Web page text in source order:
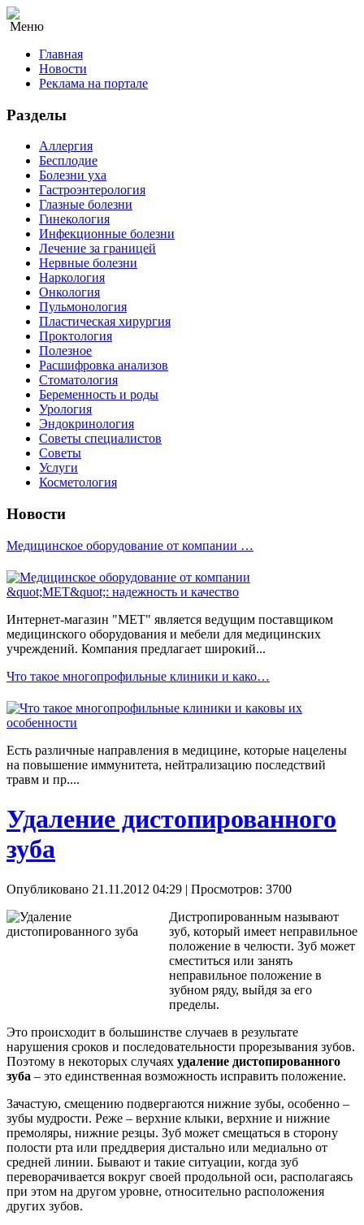
Меню
Главная
Новости
Реклама на портале
Разделы
Аллергия
Бесплодие
Болезни уха
Гастроэнтерология
Глазные болезни
Гинекология
Инфекционные болезни
Лечение за границей
Нервные болезни
Наркология
Онкология
Пульмонология
Пластическая хирургия
Проктология
Полезное
Расшифровка анализов
Стоматология
Беременность и роды
Урология
Эндокринология
Советы специалистов
Советы
Услуги
Косметология
Новости
Медицинское оборудование от компании …
Интернет-магазин "МЕТ" является ведущим поставщиком
медицинского оборудования и мебели для медицинских
учреждений. Компания предлагает широкий...
Что такое многопрофильные клиники и како…
Есть различные направления в медицине, которые нацелены
на повышение иммунитета, нейтрализацию последствий
травм и пр....
Удаление дистопированного
зуба
Опубликовано 21.11.2012 04:29 | Просмотров: 3700
Дистропированным называют
зуб, который имеет неправильное
положение в челюсти. Зуб может
сместиться или занять
неправильное положение в
зубном ряду, выйдя за его
пределы.
Это происходит в большинстве случаев в результате
нарушения сроков и последовательности прорезывания зубов.
Поэтому в некоторых случаях удаление дистопированного
зуба – это единственная возможность исправить положение.
Зачастую, смещению подвергаются нижние зубы, особенно –
зубы мудрости. Реже – верхние клыки, верхние и нижние
премоляры, нижние резцы. Зуб может смещаться в сторону
полости рта или преддверия дистально или медиально от
средней линии. Бывают и такие ситуации, когда зуб
переворачивается вокруг своей продольной оси, располагаясь
при этом на другом уровне, относительно расположения
других зубов.